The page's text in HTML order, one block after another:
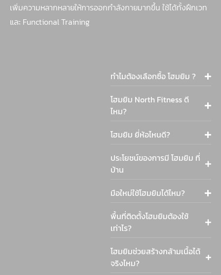
เพิ่มความหลากหลายให้การออกกำลังกายมากขึ้น ใช้ได้ทั้งฝึกเวท
และ Functional Training
ทำไมต้องเลือกซื้อ โฮมยิม ?
โฮมยิม North Fitness ดี
ไหม?
โฮมยิม ยี่ห้อไหนดี?
ประโยชน์ของการมี โฮมยิม ที่
บ้าน
มือใหม่ใช้โฮมยิมได้ไหม?
พื้นที่ติดตั้งโฮมยิมต้องใช้
เท่าไร?
โฮมยิมช่วยสร้างกล้ามเนื้อได้
จริงไหม?